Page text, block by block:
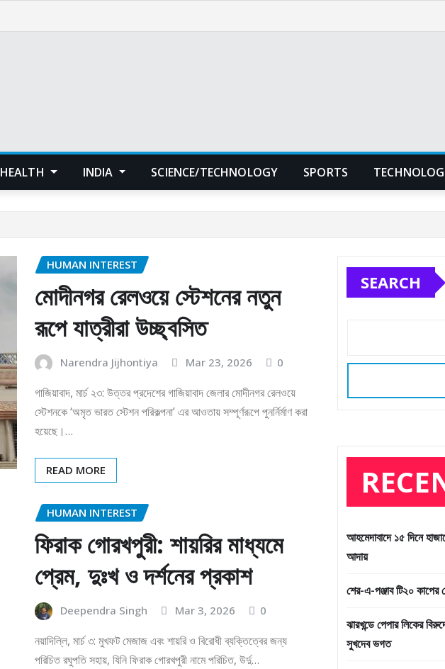
HEALTH INDIA SCIENCE/TECHNOLOGY SPORTS
HUMAN INTEREST
মোদীনগর রেলওয়ে স্টেশনের নতুন
রূপে যাত্রীরা উচ্ছ্বসিত
Narendra Jijhontiya Mar 23, 2026 0
গাজিয়াবাদ, মার্চ ২৩: উত্তর প্রদেশের গাজিয়াবাদ জেলার মোদীনগর রেলওয়ে
স্টেশনকে ‘অমৃত ভারত স্টেশন পরিকল্পনা’ এর আওতায় সম্পূর্ণরূপে পুনর্নির্মাণ করা
হয়েছে।…
READ MORE
HUMAN INTEREST
ফিরাক গোরখপুরী: শায়রির মাধ্যমে
প্রেম, দুঃখ ও দর্শনের প্রকাশ
Deependra Singh Mar 3, 2026 0
নয়াদিল্লি, মার্চ ৩: মুখফট মেজাজ এবং শায়রি ও বিরোধী ব্যক্তিত্বের জন্য
পরিচিত রঘুপতি সহায়, যিনি ফিরাক গোরখপুরী নামে পরিচিত, উর্দু…
SEARCH
আহমেদাবাদে ১৫ দিনে
আদায়
শের-এ-পঞ্জাব টি২০ কাপের
ঝারখন্ডে পেপার লিকের
সুখদেব ভগত